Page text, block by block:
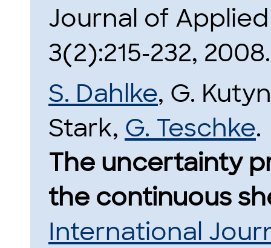
Journal of
3(2):215-232, 2008.
S. Dahlke, G.
Stark, G. Teschke.
The uncertainty
the continuous
International